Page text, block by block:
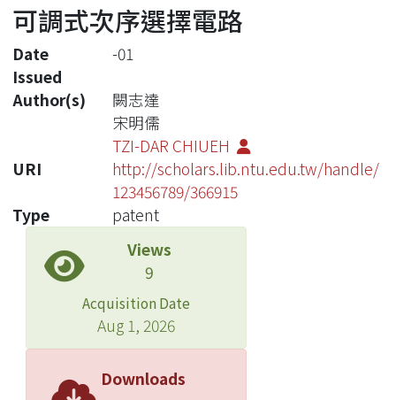
Statistics
可調式次序選擇電路
Date
Issued
-01
Author(s)
闕志達
宋明儒
TZI-DAR CHIUEH
URI
http://scholars.lib.ntu.edu.tw/handle/
123456789/366915
Type
patent
Views
9
Acquisition Date
Aug 1, 2026
Downloads